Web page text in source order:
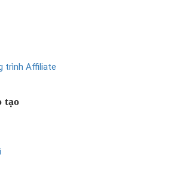
trình Affiliate
tạo